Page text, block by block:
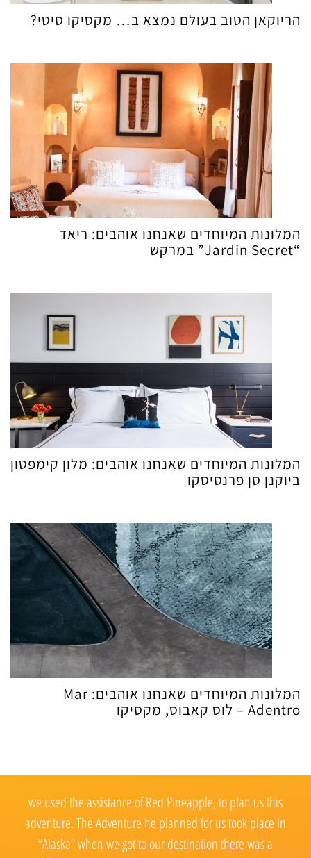
הריוקאן הטוב בעולם נמצא ב… מקסיקו סיטי?
המלונות המיוחדים שאנחנו אוהבים: ריאד
“Jardin Secret” במרקש
המלונות המיוחדים שאנחנו אוהבים: מלון קימפטון
ביוקנן סן פרנסיסקו
המלונות המיוחדים שאנחנו אוהבים: Mar
Adentro – לוס קאבוס, מקסיקו
we used the assistance of Red Pineapple, to plan us this
adventure. The Adventure he planned for us took place in
“Alaska” when we got to our destination there was a